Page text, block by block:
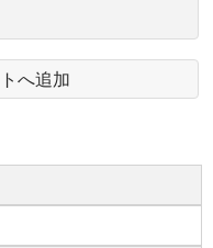
へ追加